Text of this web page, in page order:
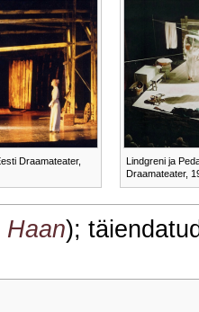
Draamateater,
Lindgreni ja
Draamateater,
Haan);